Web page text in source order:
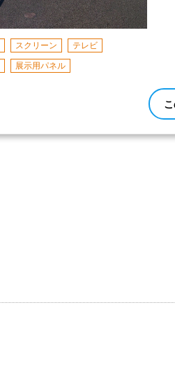
スクリーン
テレビ
展示用パネル